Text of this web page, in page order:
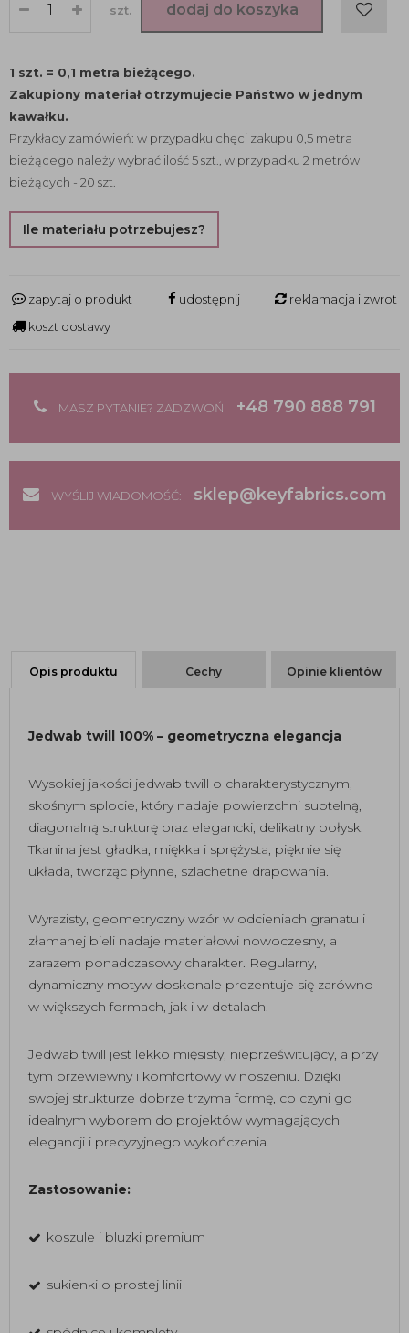
szt. dodaj do koszyka
1 szt. = 0,1 metra bieżącego.
Zakupiony materiał otrzymujecie Państwo w jednym
kawałku.
Przykłady zamówień: w przypadku chęci zakupu 0,5 metra
bieżącego należy wybrać ilość 5 szt., w przypadku 2 metrów
bieżących - 20 szt.
Ile materiału potrzebujesz?
zapytaj o produkt udostępnij
reklamacja i zwrot
koszt dostawy
MASZ PYTANIE? ZADZWOŃ +48 790 888 791
WYŚLIJ WIADOMOŚĆ: sklep@keyfabrics.com
Opis produktu Cechy Opinie klientów
Jedwab twill 100% – geometryczna elegancja
Wysokiej jakości jedwab twill o charakterystycznym,
skośnym splocie, który nadaje powierzchni subtelną,
diagonalną strukturę oraz elegancki, delikatny połysk.
Tkanina jest gładka, miękka i sprężysta, pięknie się
układa, tworząc płynne, szlachetne drapowania.
Wyrazisty, geometryczny wzór w odcieniach granatu i
złamanej bieli nadaje materiałowi nowoczesny, a
zarazem ponadczasowy charakter. Regularny,
dynamiczny motyw doskonale prezentuje się zarówno
w większych formach, jak i w detalach.
Jedwab twill jest lekko mięsisty, nieprześwitujący, a przy
tym przewiewny i komfortowy w noszeniu. Dzięki
swojej strukturze dobrze trzyma formę, co czyni go
idealnym wyborem do projektów wymagających
elegancji i precyzyjnego wykończenia.
Zastosowanie:
koszule i bluzki premium
sukienki o prostej linii